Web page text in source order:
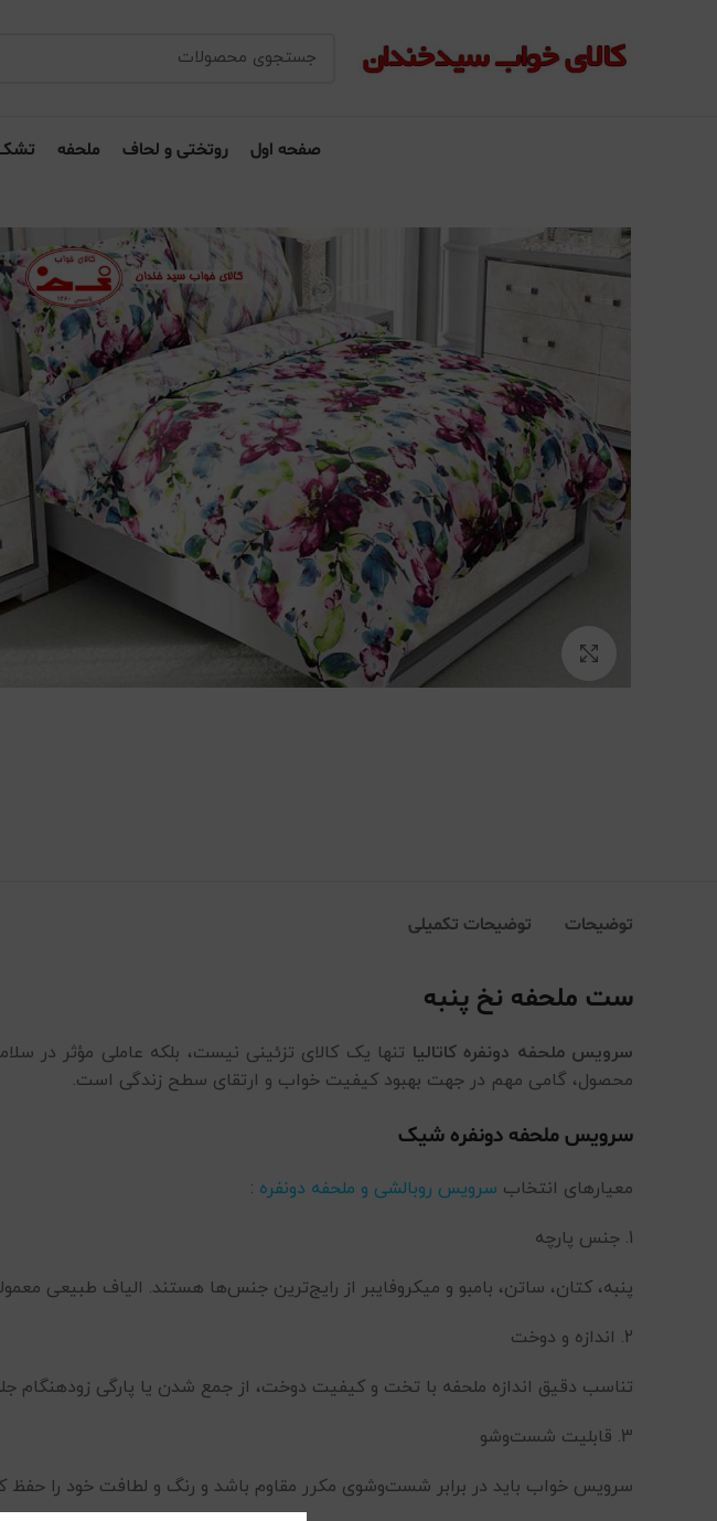
صفحه اول روتختی و لحاف ملحفه
بزرگنمایی تصویر
توضیحات توضیحات تکمیلی
ست ملحفه نخ پنبه
سرویس ملحفه دونفره کاتالیا تنها یک کالای تزئینی نیست، بلکه عاملی مؤثر در
محصول، گامی مهم در جهت بهبود کیفیت خواب و ارتقای سطح زندگی است.
سرویس ملحفه دونفره شیک
معیارهای انتخاب سرویس روبالشی و ملحفه دونفره :
1. جنس پارچه
پنبه، کتان، ساتن، بامبو و میکروفایبر از رایج‌ترین جنس‌ها هستند. الیاف طبیعی
2. اندازه و دوخت
تناسب دقیق اندازه ملحفه با تخت و کیفیت دوخت، از جمع شدن یا پارگی زودهنگام
3. قابلیت شست‌وشو
سرویس خواب باید در برابر شست‌وشوی مکرر مقاوم باشد و رنگ و لطافت خود را حفظ